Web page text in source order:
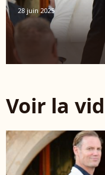
28 juin 2025
Voir la